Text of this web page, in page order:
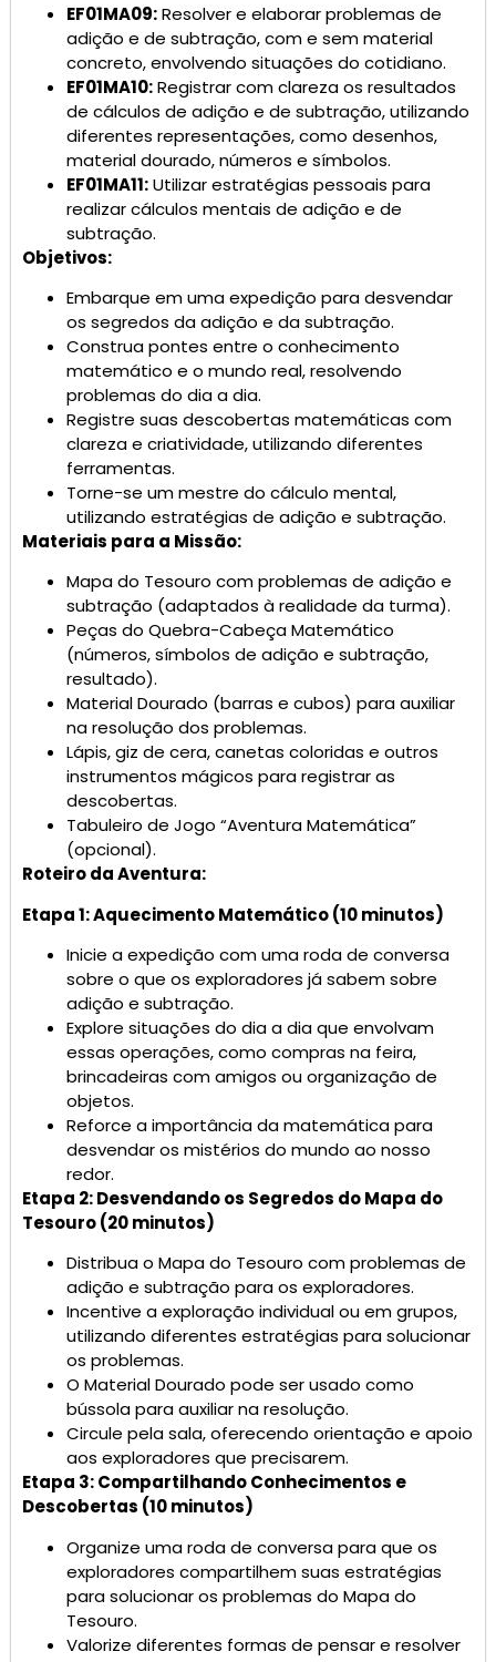
EF01MA09:Resolver e elaborar problemas de
adição e de subtração, com e sem material
concreto, envolvendo situações do cotidiano.
EF01MA10:Registrar com clareza os resultados
de cálculos de adição e de subtração, utilizando
diferentes representações, como desenhos,
material dourado, números e símbolos.
EF01MA11:Utilizar estratégias pessoais para
realizar cálculos mentais de adição e de
subtração.
Objetivos:
Embarque em uma expedição para desvendar
os segredos da adição e da subtração.
Construa pontes entre o conhecimento
matemático e o mundo real, resolvendo
problemas do dia a dia.
Registre suas descobertas matemáticas com
clareza e criatividade, utilizando diferentes
ferramentas.
Torne-se um mestre do cálculo mental,
utilizando estratégias de adição e subtração.
Materiais para a Missão:
Mapa do Tesouro com problemas de adição e
subtração (adaptados à realidade da turma).
Peças do Quebra-Cabeça Matemático
(números, símbolos de adição e subtração,
resultado).
Material Dourado (barras e cubos) para auxiliar
na resolução dos problemas.
Lápis, giz de cera, canetas coloridas e outros
instrumentos mágicos para registrar as
descobertas.
Tabuleiro de Jogo “Aventura Matemática”
(opcional).
Roteiro da Aventura:
Etapa 1: Aquecimento Matemático (10 minutos)
Inicie a expedição com uma roda de conversa
sobre o que os exploradores já sabem sobre
adição e subtração.
Explore situações do dia a dia que envolvam
essas operações, como compras na feira,
brincadeiras com amigos ou organização de
objetos.
Reforce a importância da matemática para
desvendar os mistérios do mundo ao nosso
redor.
Etapa 2: Desvendando os Segredos do Mapa do
Tesouro (20 minutos)
Distribua o Mapa do Tesouro com problemas de
adição e subtração para os exploradores.
Incentive a exploração individual ou em grupos,
utilizando diferentes estratégias para solucionar
os problemas.
O Material Dourado pode ser usado como
bússola para auxiliar na resolução.
Circule pela sala, oferecendo orientação e apoio
aos exploradores que precisarem.
Etapa 3: Compartilhando Conhecimentos e
Descobertas (10 minutos)
Organize uma roda de conversa para que os
exploradores compartilhem suas estratégias
para solucionar os problemas do Mapa do
Tesouro.
Valorize diferentes formas de pensar e resolver